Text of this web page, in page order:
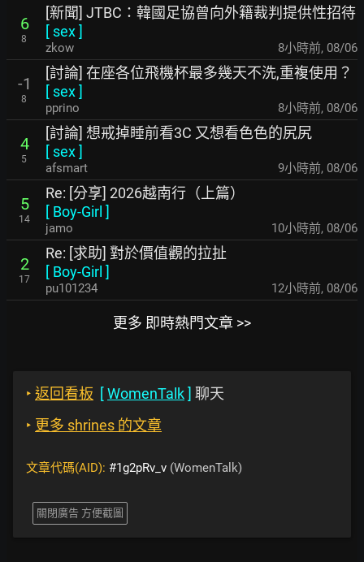
6
8
[新聞] JTBC：韓國足協曾向外籍裁判提供性招待
[ sex]
zkow 8小時前, 08/06
-1
8
[討論] 在座各位飛機杯最多幾天不洗,重複使用？
[ sex]
pprino 8小時前, 08/06
4
5
[討論] 想戒掉睡前看3C 又想看色色的尻尻
[ sex]
afsmart 9小時前, 08/06
5
14
Re: [分享] 2026越南行（上篇）
[ Boy-Girl ]
jamo 10小時前, 08/06
2
17
Re: [求助] 對於價值觀的拉扯
[ Boy-Girl ]
pu101234 12小時前, 08/06
更多 即時熱門文章 >>
‣ 返回看板 [WomenTalk] 聊天
‣ 更多 shrines 的文章
文章代碼(AID): #1g2pRv_v (WomenTalk)
關閉廣告 方便截圖